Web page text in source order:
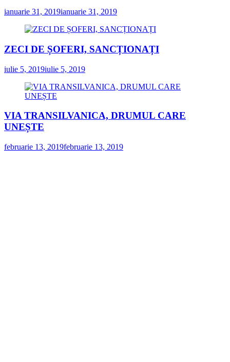
ianuarie 31, 2019ianuarie 31, 2019
ZECI DE ȘOFERI, SANCȚIONAȚI
iulie 5, 2019iulie 5, 2019
VIA TRANSILVANICA, DRUMUL CARE
UNEȘTE
februarie 13, 2019februarie 13, 2019